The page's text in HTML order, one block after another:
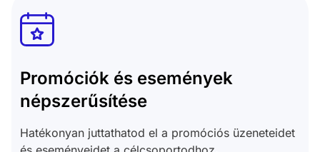
Promóciók és események
népszerűsítése
Hatékonyan juttathatod el a promóciós üzeneteidet